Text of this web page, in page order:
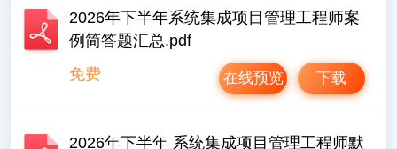
2026年下半年系统集成项目管理工程师案
例简答题汇总.pdf
免费
下载
在线预览
2026年下半年 系统集成项目管理工程师默